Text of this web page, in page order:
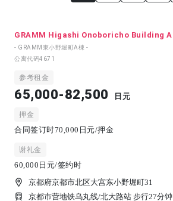
GRAMM Higashi Onoboricho Building A
- GRAMM東小野堀町A棟 -
公寓代码4671
参考租金
65,000-82,500 日元
押金
合同签订时70,000日元/押金
谢礼金
60,000日元/签约时
京都府京都市北区大宫东小野堀町31
京都市营地铁乌丸线/北大路站 步行27分钟